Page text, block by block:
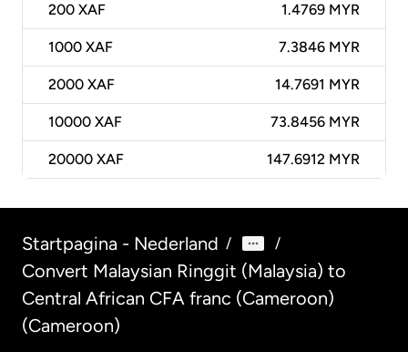
200 XAF 1.4769 MYR
1000 XAF 7.3846 MYR
2000 XAF 14.7691 MYR
10000 XAF 73.8456 MYR
20000 XAF 147.6912 MYR
Startpagina - Nederland / /
Convert Malaysian Ringgit (Malaysia) to
Central African CFA franc (Cameroon)
(Cameroon)